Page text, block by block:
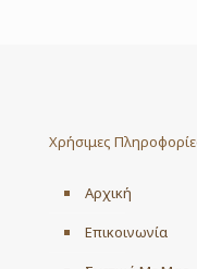
Χρήσιμες
Αρχική
Επικοινωνία